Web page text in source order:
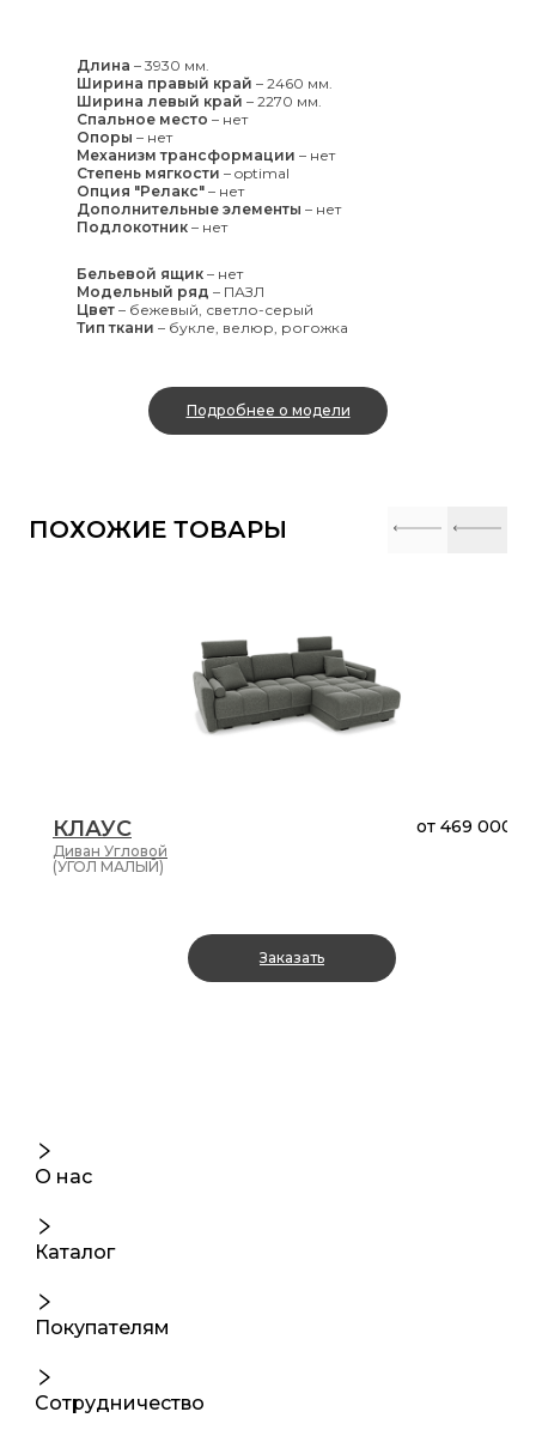
Длина – 3930 мм.
Ширина правый край – 2460 мм.
Ширина левый край – 2270 мм.
Спальное место – нет
Опоры – нет
Механизм трансформации – нет
Степень мягкости – optimal
Опция "Релакс" – нет
Дополнительные элементы – нет
Подлокотник – нет
Бельевой ящик – нет
Модельный ряд – ПАЗЛ
Цвет – бежевый, светло-серый
Тип ткани – букле, велюр, рогожка
Подробнее о модели
ПОХОЖИЕ ТОВАРЫ
КЛАУС
Диван Угловой
от 469 000 ₽
(УГОЛ МАЛЫЙ)
Заказать
О нас
Каталог
Покупателям
Сотрудничество